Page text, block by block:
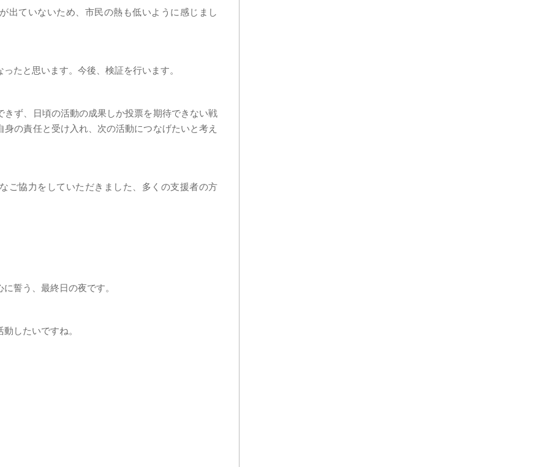
出ていないため、市民の熱も低いように感じまし
たと思います。今後、検証を行います。
ず、日頃の活動の成果しか投票を期待できない戦
の責任と受け入れ、次の活動につなげたいと考え
ご協力をしていただきました、多くの支援者の方
誓う、最終日の夜です。
したいですね。